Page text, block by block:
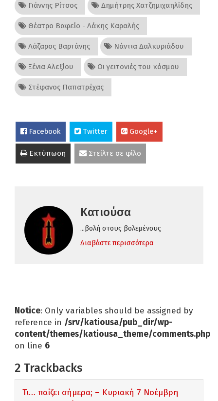
Γιάννης Ρίτσος Δημήτρης Χατζημιχαηλίδης
Θέατρο Βαφείο - Λάκης Καραλής
Λάζαρος Βαρτάνης Νάντια Δαλκυριάδου
Ξένια Αλεξίου Οι γειτονιές του κόσμου
Στέφανος Παπατρέχας
Facebook Twitter Google+
Εκτύπωση Στείλτε σε φίλο
Κατιούσα
...βολή στους βολεμένους
Διαβάστε περισσότερα
Notice: Only variables should be assigned by
reference in /srv/katiousa/pub_dir/wp-
content/themes/katiousa_theme/comments.php
on line 6
2 Trackbacks
Τι… παίζει σήμερα; – Κυριακή 7 Νοέμβρη